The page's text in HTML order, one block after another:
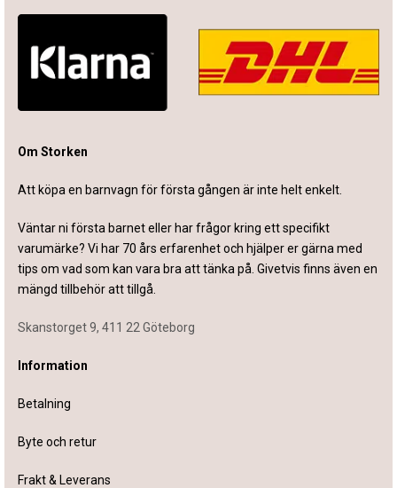
Om Storken
Att köpa en barnvagn för första gången är inte helt enkelt.
Väntar ni första barnet eller har frågor kring ett specifikt
varumärke? Vi har 70 års erfarenhet och hjälper er gärna med
tips om vad som kan vara bra att tänka på. Givetvis finns även en
mängd tillbehör att tillgå.
Skanstorget 9, 411 22 Göteborg
Information
Betalning
Byte och retur
Frakt & Leverans